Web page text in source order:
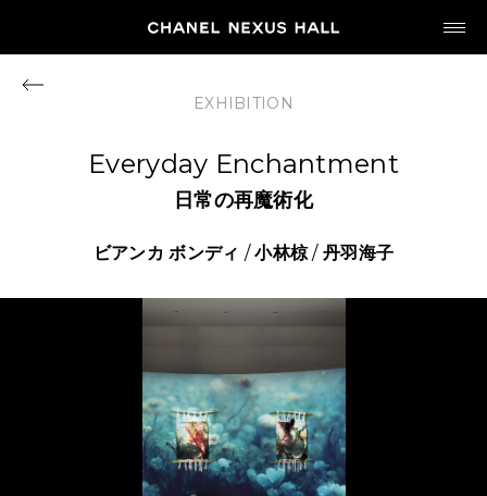
MY CHANEL NEXUS
HOME
2026
ARCHIVE
EXHIBITION
Everyday Enchantment
日常の再魔術化
ビアンカ ボンディ /小林椋/ 丹羽海子